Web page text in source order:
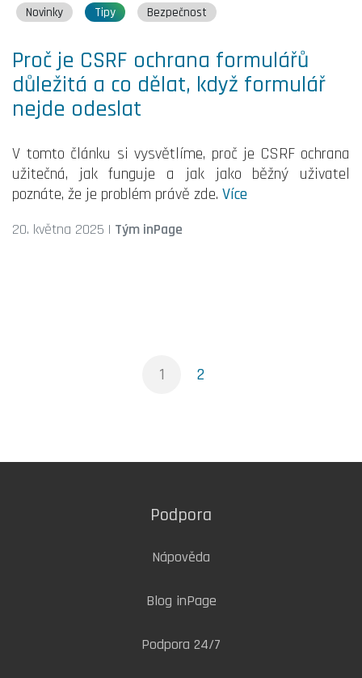
Novinky Tipy Bezpečnost
Proč je CSRF ochrana formulářů
důležitá a co dělat, když formulář
nejde odeslat
V tomto článku si vysvětlíme, proč je CSRF ochrana
užitečná, jak funguje a jak jako běžný uživatel
poznáte, že je problém právě zde. Více
20. května 2025 | Tým inPage
1 2
Podpora
Nápověda
Blog inPage
Podpora 24/7